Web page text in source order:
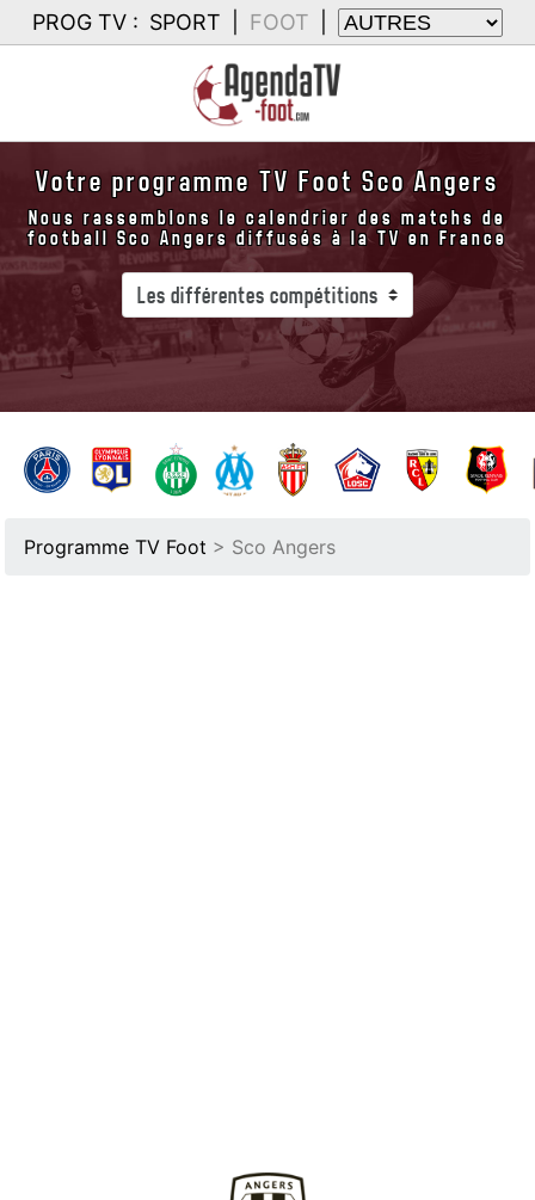
PROG TV : SPORT FOOT
Votre programme TV Foot Sco Angers
Nous rassemblons le calendrier des matchs de
football Sco Angers diffusés à la TV en France
Programme TV Foot > Sco Angers